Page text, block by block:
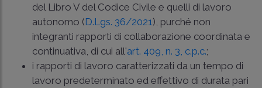
del Libro V del Codice Civile e quelli di lavoro
autonomo (D.Lgs. 36/2021 ), purché non
integranti rapporti di collaborazione coordinata e
continuativa, di cui all'art. 409, n. 3, c.p.c.;
i rapporti di lavoro caratterizzati da un tempo di
lavoro predeterminato ed effettivo di durata pari